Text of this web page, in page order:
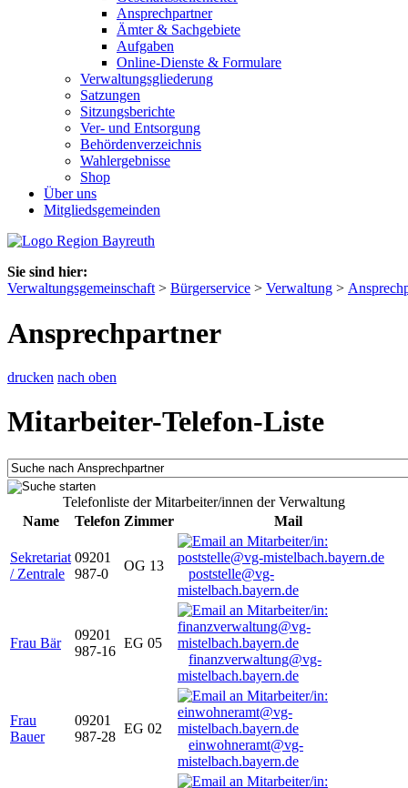
Ansprechpartner
Ämter & Sachgebiete
Aufgaben
Online-Dienste & Formulare
Verwaltungsgliederung
Satzungen
Sitzungsberichte
Ver- und Entsorgung
Behördenverzeichnis
Wahlergebnisse
Shop
Über uns
Mitgliedsgemeinden
Sie sind hier:
Verwaltungsgemeinschaft > Bürgerservice > Verwaltung >
Ansprechpartner
drucken nach oben
Mitarbeiter-Telefon-Liste
Telefonliste der Mitarbeiter/innen der Verwaltung
Name
Telefon Zimmer Mail
Sekretariat
/ Zentrale
09201
987-0
OG 13
poststelle@vg-
mistelbach.bayern.de
Frau Bär
09201
987-16
EG 05
finanzverwaltung@vg-
mistelbach.bayern.de
Frau
Bauer
09201
987-28
EG 02
einwohneramt@vg-
mistelbach.bayern.de